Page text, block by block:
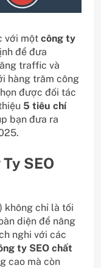
với một công ty
để đưa
traffic và
hàng trăm công
được đối tác
5 tiêu chí
bạn đưa ra
SEO
không chỉ là tối
diện để nâng
nghi với các
ty SEO chất
cao mà còn